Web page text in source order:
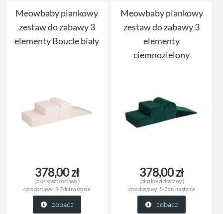
Meowbaby piankowy
zestaw do zabawy 3
elementy Boucle biały
378,00 zł
( pluskoszt dostawy)
czas dostawy: 5-7 dni na stanie
zobacz
Meowbaby piankowy
zestaw do zabawy 3
elementy
ciemnozielony
378,00 zł
( pluskoszt dostawy)
czas dostawy: 5-7 dni na stanie
zobacz